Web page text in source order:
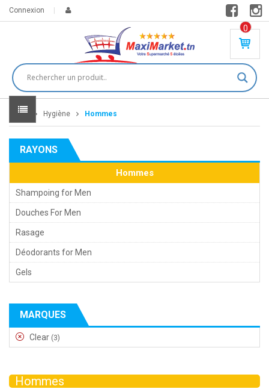
Connexion
0
PR
DU
IT(
S)
DT
Home Hygiène Hommes
RAYONS
Hommes
Shampoing for Men
Douches For Men
Rasage
Déodorants for Men
Gels
MARQUES
Clear (3)
Hommes